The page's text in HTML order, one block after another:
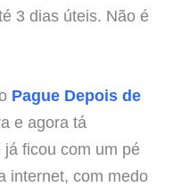
3 dias úteis. Não é
Pague Depois de
e agora tá
ficou com um pé
internet, com medo